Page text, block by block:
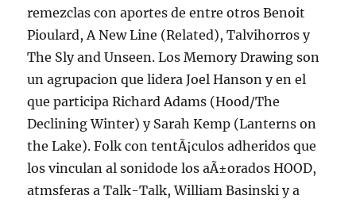
remezclas con aportes de entre otros Benoit
Pioulard, A New Line (Related), Talvihorros y
The Sly and Unseen. Los Memory Drawing son
un agrupacion que lidera Joel Hanson y en el
que participa Richard Adams (Hood/The
Declining Winter) y Sarah Kemp (Lanterns on
the Lake). Folk con tentÃ¡culos adheridos que
los vinculan al sonidode los aÃ±orados HOOD,
atmsferas a Talk-Talk, William Basinski y a